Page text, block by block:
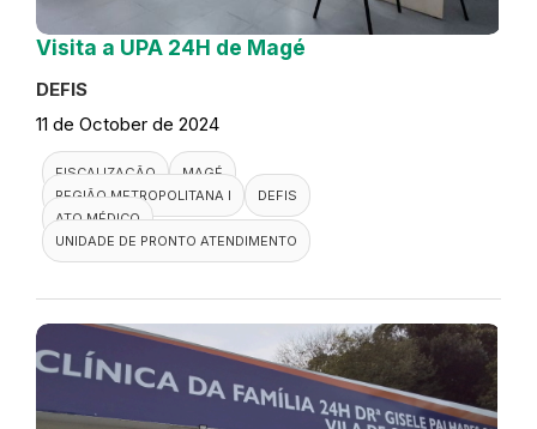
Visita a UPA 24H de Magé
DEFIS
11 de October de 2024
FISCALIZAÇÃO
MAGÉ
REGIÃO METROPOLITANA I
DEFIS
ATO MÉDICO
UNIDADE DE PRONTO ATENDIMENTO